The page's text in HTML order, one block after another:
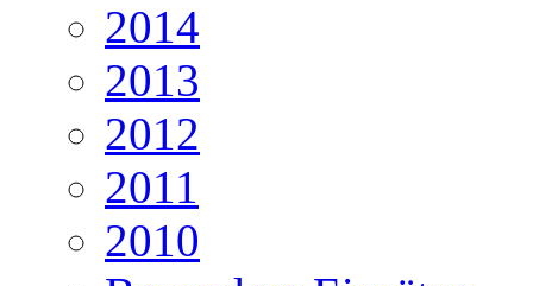
2014
2013
2012
2011
2010